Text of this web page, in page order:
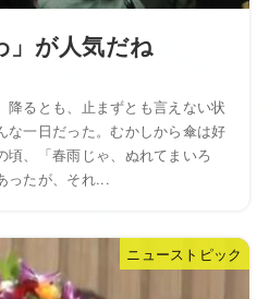
」が人気だね
るとも、止まずとも言えない状
な一日だった。むかしから傘は好
頃、「春雨じゃ、ぬれてまいろ
ったが、それ...
ニューストピック